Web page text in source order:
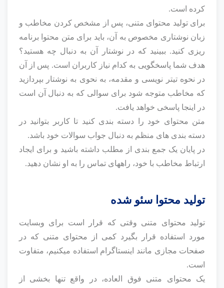
کرده است.
برای تولید محتوای متنی، پس از مشخص کردن مخاطب و
زبان نوشتاری مخصوص به آن، باید برای متن محتوا برنامه
ریزی کنید. ببینید که در نوشتار آن به دنبال چه هستید؟
هدف شما پاسخگویی به کدام نیاز کاربران است. پس از آن
در نحوه تیتر نویسی و مقدمه، به نحوی به نوشتار بپردازید
که مخاطب متوجه شود برای سوالی که به دنبال آن است
در اینجا پاسخی خواهد یافت.
متن محتوای خود را دسته بندی کنید تا کاربر بتوانید در
دسته بندی های منظم به دنبال جواب سوالات خود باشد.
در پایان یک جمع بندی از مطلب داشته باشید و برای ایجاد
ارتباط مخاطب با خود، راههای تماس را به او نشان دهید.
تولید محتوا سئو شده
تولید محتوای متنی وقتی که قرار است برای وبسایت
مورد استفاده قرار بگیرد کمی از محتوای متنی که در
صفحات مجازی مانند اینستاگرام استفاده میکنیم، متفاوت
است.
یک محتوای متنی فوق العاده، در واقع تنها بخشی از